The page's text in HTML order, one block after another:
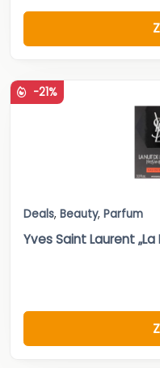
-21%
Deals, Beauty, Parfum
Yves Saint Laurent „La